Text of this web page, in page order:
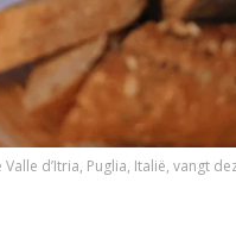
d’Itria, Puglia, Italië, vangt